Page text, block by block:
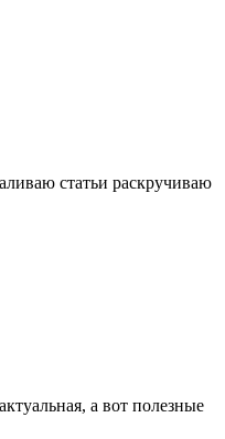
статьи раскручиваю
а вот полезные